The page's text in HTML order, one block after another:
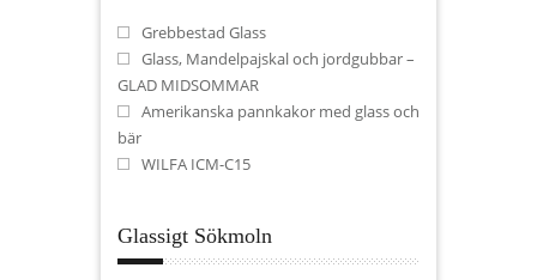
Grebbestad Glass
Glass, Mandelpajskal och jordgubbar –
GLAD MIDSOMMAR
Amerikanska pannkakor med glass och
bär
WILFA ICM-C15
Glassigt Sökmoln